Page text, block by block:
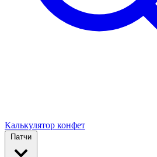
Калькулятор конфет
Патчи